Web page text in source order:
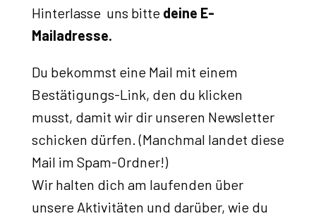
Hinterlasse uns bitte deine E-
Mailadresse.
Du bekommst eine Mail mit einem
Bestätigungs-Link, den du klicken
musst, damit wir dir unseren Newsletter
schicken dürfen. (Manchmal landet diese
Mail im Spam-Ordner!)
Wir halten dich am laufenden über
unsere Aktivitäten und darüber, wie du